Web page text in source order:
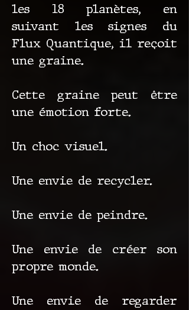
les 18 planètes, en
suivant les signes du
Flux Quantique, il reçoit
une graine.
Cette graine peut être
une émotion forte.
Un choc visuel.
Une envie de recycler.
Une envie de peindre.
Une envie de créer son
propre monde.
Une envie de regarder